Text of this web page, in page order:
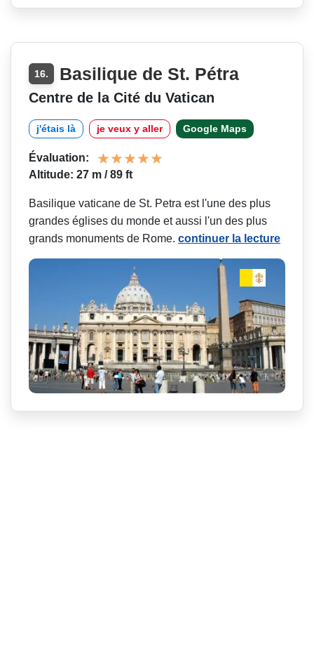
16. Basilique de St. Pétra
Centre de la Cité du Vatican
j'étais là je veux y aller Google Maps
Évaluation:
Altitude: 27 m / 89 ft
Basilique vaticane de St. Petra est l'une des plus
grandes églises du monde et aussi l'un des plus
grands monuments de Rome. continuer la lecture